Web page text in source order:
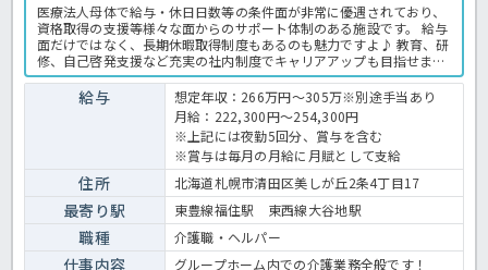
医療法人母体で給与・休日日数等の条件面が非常に優遇されており、
資格取得の支援等様々な面からのサポート体制のある施設です。 給与
面だけではなく、長期休暇取得制度もあるのも魅力ですよ♪ 教育、研
修、自己啓発支援など充実の社内制度でキャリアアップも目指せま
す！！ ご興味のある方はお気軽にお問い合わせください。 グループ
ホームでの介護業務全般です。 ＜介護職 正職員 グループホームの
給与
想定年収：266万円～305万※別途手当あり
月給：222,300円～254,300円
※上記には夜勤5回分、賞与を含む
※賞与は毎月の月給に月賦として支給
住所 北海道札幌市清田区美しが丘2条4丁目17
最寄り駅 東豊線福住駅 東西線大谷地駅
職種 介護職・ヘルパー
仕事内容 グループホーム内での介護業務全般です！